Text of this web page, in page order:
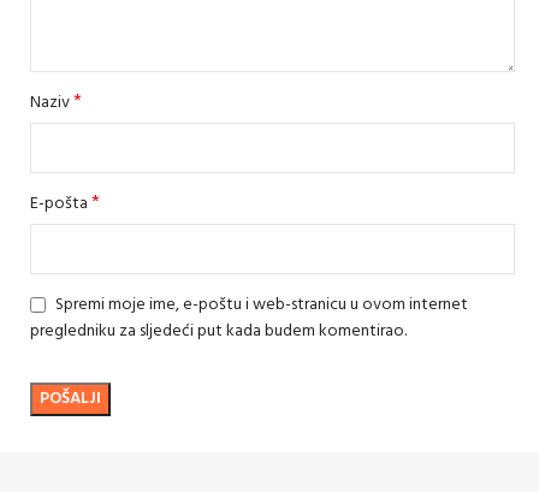
Naziv*
E-pošta*
Spremi moje ime, e-poštu i web-stranicu u ovom internet
pregledniku za sljedeći put kada budem komentirao.